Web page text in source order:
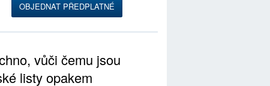
OBJEDNAT PŘEDPLATNÉ
vůči čemu jsou
listy opakem